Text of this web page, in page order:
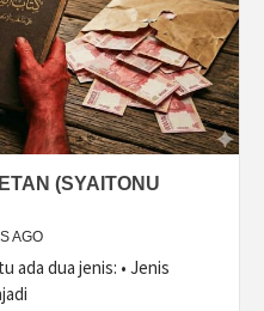
(SYAITONU
AGO
ada dua jenis: • Jenis